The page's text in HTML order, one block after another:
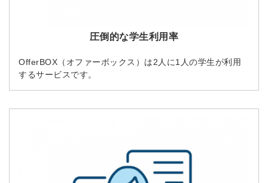
圧倒的な学生利用率
OfferBOX（オファーボックス）は2人に1人の学生が利用
するサービスです。